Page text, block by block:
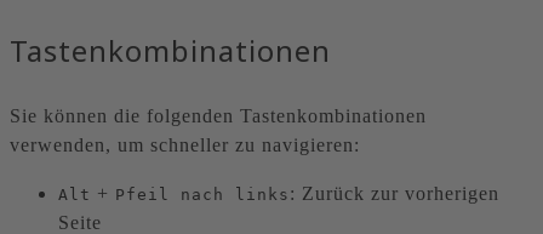
Tastenkombinationen
Sie können die folgenden Tastenkombinationen
verwenden, um schneller zu navigieren:
Alt + Pfeil nach links : Zurück zur vorherigen
Seite